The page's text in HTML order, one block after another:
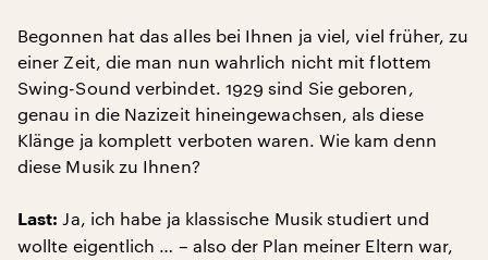
Begonnen hat das alles bei Ihnen ja viel, viel früher, zu
einer Zeit, die man nun wahrlich nicht mit flottem
Swing-Sound verbindet. 1929 sind Sie geboren,
genau in die Nazizeit hineingewachsen, als diese
Klänge ja komplett verboten waren. Wie kam denn
diese Musik zu Ihnen?
Last: Ja, ich habe ja klassische Musik studiert und
wollte eigentlich … – also der Plan meiner Eltern war,